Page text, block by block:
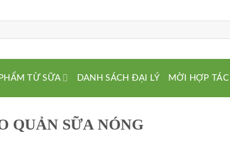
TỪ SỮA DANH SÁCH ĐẠI LÝ MỜI HỢP TÁC
QUẢN SỮA NÓNG